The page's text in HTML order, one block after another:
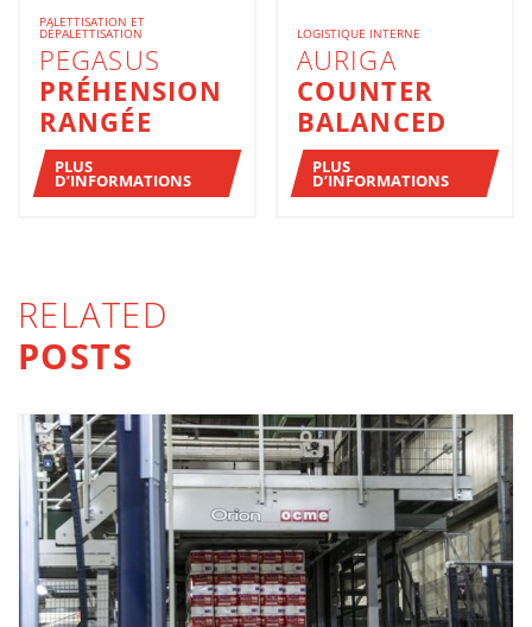
PALETTISATION ET
DÉPALETTISATION
PEGASUS
PRÉHENSION
RANGÉE
PLUS
D’INFORMATIONS
LOGISTIQUE INTERNE
AURIGA
COUNTER
BALANCED
PLUS
D’INFORMATIONS
RELATED
POSTS